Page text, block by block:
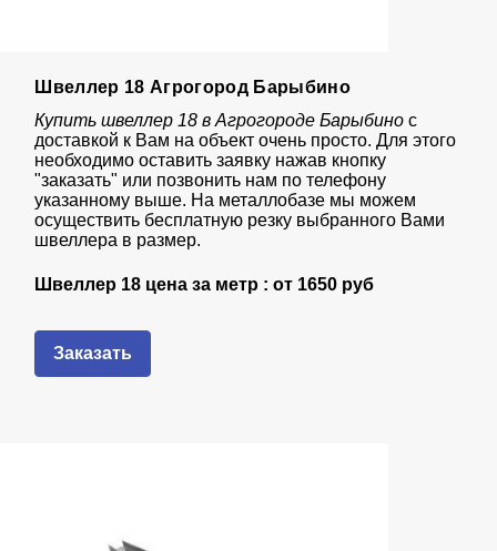
Швеллер 18 Агрогород Барыбино
Купить швеллер 18 в Агрогороде Барыбинос
доставкой к Вам на объект очень просто. Для этого
необходимо оставить заявку нажав кнопку
"заказать" или позвонить нам по телефону
указанному выше. На металлобазе мы можем
осуществить бесплатную резку выбранного Вами
швеллера в размер.
Швеллер 18 цена за метр : от 1650 руб
Заказать